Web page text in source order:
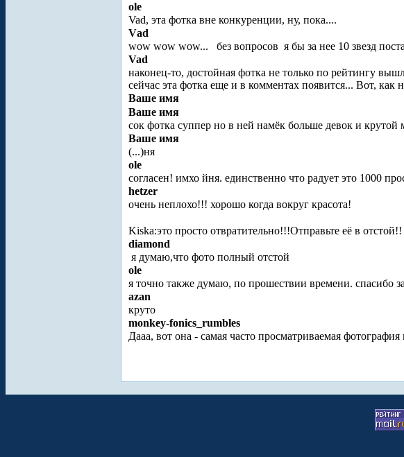
ole
Vad, эта фотка вне конкуренции, ну, пока....
Vаd
wow wow wow...
без вопросов я бы за нее 10 звезд
Vad
наконец-то, достойная фотка не только по рейтингу
сейчас эта фотка еще и в комментах появится... Вот, как
Ваше имя
Ваше имя
сок фотка суппер но в ней намёк больше девок и
Ваше имя
(...)ня
ole
согласен! имхо йня. единственно что радует это 1000
hetzer
очень неплохо!!! хорошо когда вокруг красота!
Kiska:это просто отвратительно!!!Отправьте её в отстой!!
diamond
я думаю,что фото полный отстой
ole
я точно также думаю, по прошествии времени. спасибо
azan
круто
monkey-fonics_rumbles
Дааа, вот она - самая часто просматриваемая